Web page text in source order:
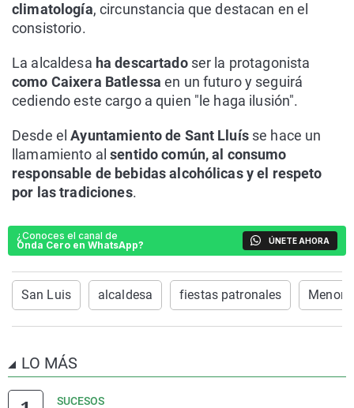
climatología, circunstancia que destacan en el
consistorio.
La alcaldesa ha descartadoser la protagonista
como Caixera Batlessa en un futuro y seguirá
cediendo este cargo a quien "le haga ilusión".
Desde elAyuntamiento de Sant Lluísse hace un
llamamiento alsentido común, al consumo
responsable de bebidas alcohólicas y el respeto
por las tradiciones.
¿Conoces el canal de
Onda Cero en WhatsApp?
ÚNETE AHORA
San Luis alcaldesa fiestas patronales
LO MÁS
SUCESOS